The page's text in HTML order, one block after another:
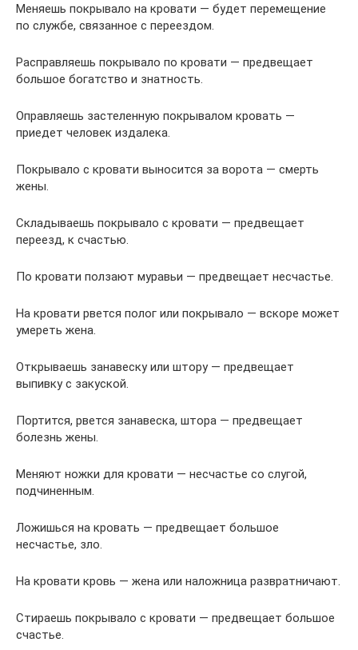
Меняешь покрывало на кровати — будет перемещение
по службе, связанное с переездом.
Расправляешь покрывало по кровати — предвещает
большое богатство и знатность.
Оправляешь застеленную покрывалом кровать —
приедет человек издалека.
Покрывало с кровати выносится за ворота — смерть
жены.
Складываешь покрывало с кровати — предвещает
переезд, к счастью.
По кровати ползают муравьи — предвещает несчастье.
На кровати рвется полог или покрывало — вскоре может
умереть жена.
Открываешь занавеску или штору — предвещает
выпивку с закуской.
Портится, рвется занавеска, штора — предвещает
болезнь жены.
Меняют ножки для кровати — несчастье со слугой,
подчиненным.
Ложишься на кровать — предвещает большое
несчастье, зло.
На кровати кровь — жена или наложница развратничают.
Стираешь покрывало с кровати — предвещает большое
счастье.